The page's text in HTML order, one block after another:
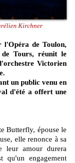
Kirchner
Tours, réunit le
Victorien
un public venu en
d'été a offert une
Butterfly, épouse le
elle renonce à sa
leur amour durera
qu'un engagement